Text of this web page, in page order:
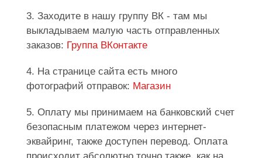
3. Заходите в нашу группу ВК - там мы
выкладываем малую часть отправленных
заказов: Группа ВКонтакте
4. На странице сайта есть много
фотографий отправок: Магазин
5. Оплату мы принимаем на банковский счет
безопасным платежом через интернет-
эквайринг, также доступен перевод. Оплата